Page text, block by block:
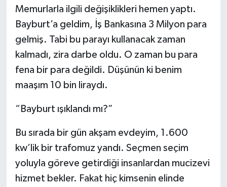
Memurlarla ilgili değişiklikleri hemen yaptı.
Bayburt’a geldim, İş Bankasına 3 Milyon para
gelmiş. Tabi bu parayı kullanacak zaman
kalmadı, zira darbe oldu. O zaman bu para
fena bir para değildi. Düşünün ki benim
maaşım 10 bin liraydı.
“Bayburt ışıklandı mı?”
Bu sırada bir gün akşam evdeyim, 1.600
kw’lik bir trafomuz yandı. Seçmen seçim
yoluyla göreve getirdiği insanlardan mucizevi
hizmet bekler. Fakat hiç kimsenin elinde